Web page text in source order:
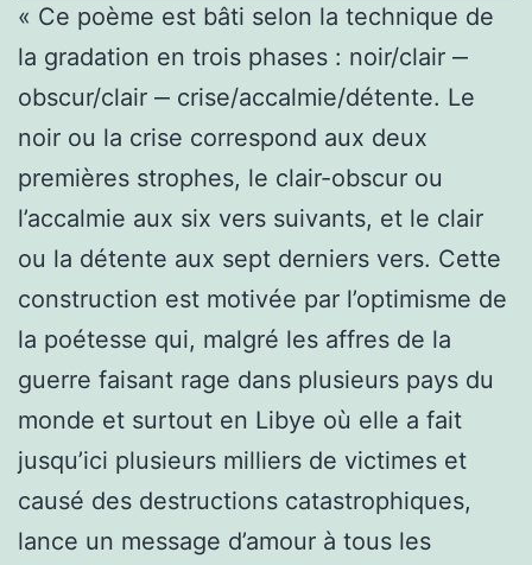
« Ce poème est bâti selon la technique de
la gradation en trois phases : noir/clair ‒
obscur/clair ‒ crise/accalmie/détente. Le
noir ou la crise correspond aux deux
premières strophes, le clair-obscur ou
l’accalmie aux six vers suivants, et le clair
ou la détente aux sept derniers vers. Cette
construction est motivée par l’optimisme de
la poétesse qui, malgré les affres de la
guerre faisant rage dans plusieurs pays du
monde et surtout en Libye où elle a fait
jusqu’ici plusieurs milliers de victimes et
causé des destructions catastrophiques,
lance un message d’amour à tous les